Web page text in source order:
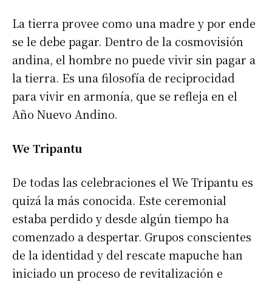
La tierra provee como una madre y por ende
se le debe pagar. Dentro de la cosmovisión
andina, el hombre no puede vivir sin pagar a
la tierra. Es una filosofía de reciprocidad
para vivir en armonía, que se refleja en el
Año Nuevo Andino.
We Tripantu
De todas las celebraciones el We Tripantu es
quizá la más conocida. Este ceremonial
estaba perdido y desde algún tiempo ha
comenzado a despertar. Grupos conscientes
de la identidad y del rescate mapuche han
iniciado un proceso de revitalización e